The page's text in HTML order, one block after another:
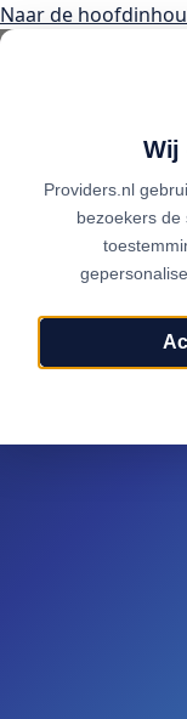
Naar de
Wij
Providers.nl
bezoekers de
Alle providers op